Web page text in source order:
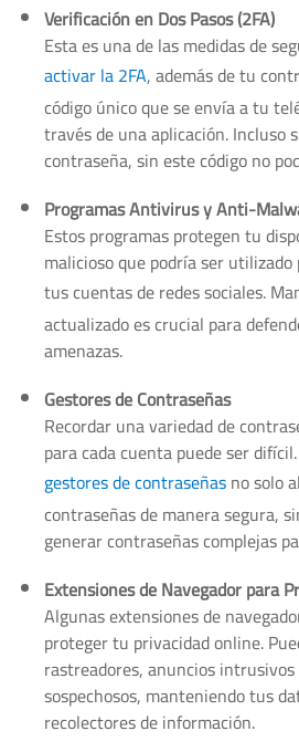
Verificación en Dos Pasos (2FA)
Esta es una de las medidas de
activar la 2FA, además de tu
código único que se envía a tu
través de una aplicación. Incluso
contraseña, sin este código no
Programas Antivirus y Anti-
Estos programas protegen tu
malicioso que podría ser
tus cuentas de redes sociales.
actualizado es crucial para
amenazas.
Gestores de Contraseñas
Recordar una variedad de
para cada cuenta puede ser
gestores de contraseñasno solo
contraseñas de manera segura,
generar contraseñas complejas
Extensiones de Navegador para
Algunas extensiones de
proteger tu privacidad online.
rastreadores, anuncios
sospechosos, manteniendo tus
recolectores de información.